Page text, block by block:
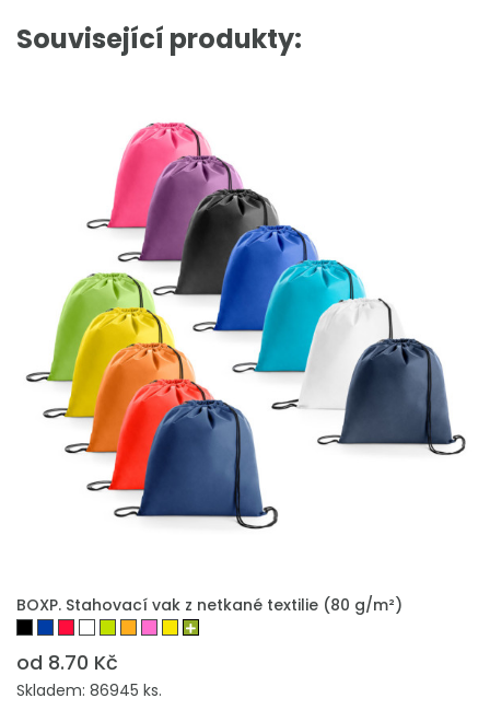
Související produkty:
PŘIDAT DO POPTÁVKY
BOXP. Stahovací vak z netkané textilie (80 g/m²)
od 8.70 Kč
Skladem: 86945 ks.